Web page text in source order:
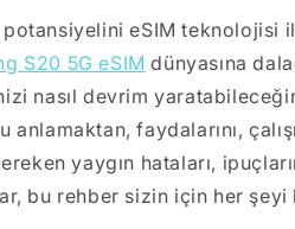
eSIM teknolojisi
S20 5G eSIM dünyasına
nasıl devrim
faydalarını,
yaygın hataları,
bu rehber sizin için her şeyi